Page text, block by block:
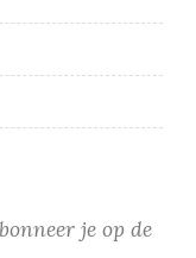
je op de